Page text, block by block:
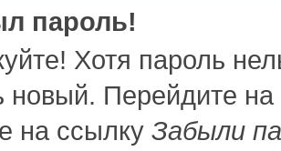
пароль!
Хотя пароль
новый. Перейдите
на ссылку Забыли